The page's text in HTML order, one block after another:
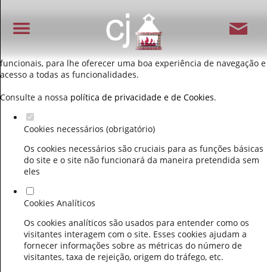
Defina as suas preferências de cookies para este
website.
Este website utiliza cookies estritamente necessários, analíticos e
funcionais, para lhe oferecer uma boa experiência de navegação e
acesso a todas as funcionalidades.
Consulte a nossa política de privacidade e de Cookies.
Cookies necessários (obrigatório)
Os cookies necessários são cruciais para as funções básicas
do site e o site não funcionará da maneira pretendida sem
eles
Cookies Analíticos
Os cookies analíticos são usados para entender como os
visitantes interagem com o site. Esses cookies ajudam a
fornecer informações sobre as métricas do número de
visitantes, taxa de rejeição, origem do tráfego, etc.